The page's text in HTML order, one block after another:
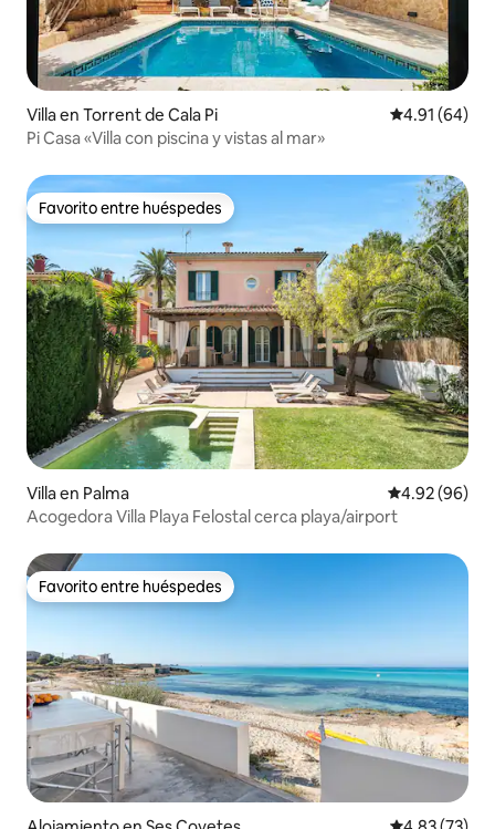
Villa en Torrent de Cala Pi Calificación
4.91 (64)
Pi Casa «Villa con piscina y vistas al mar»
Favorito entre huéspedes
Favorito entre huéspedes
Villa en Palma Calificación
4.92 (96)
Acogedora Villa Playa Felostal cerca playa/airport
Favorito entre huéspedes
Favorito entre huéspedes